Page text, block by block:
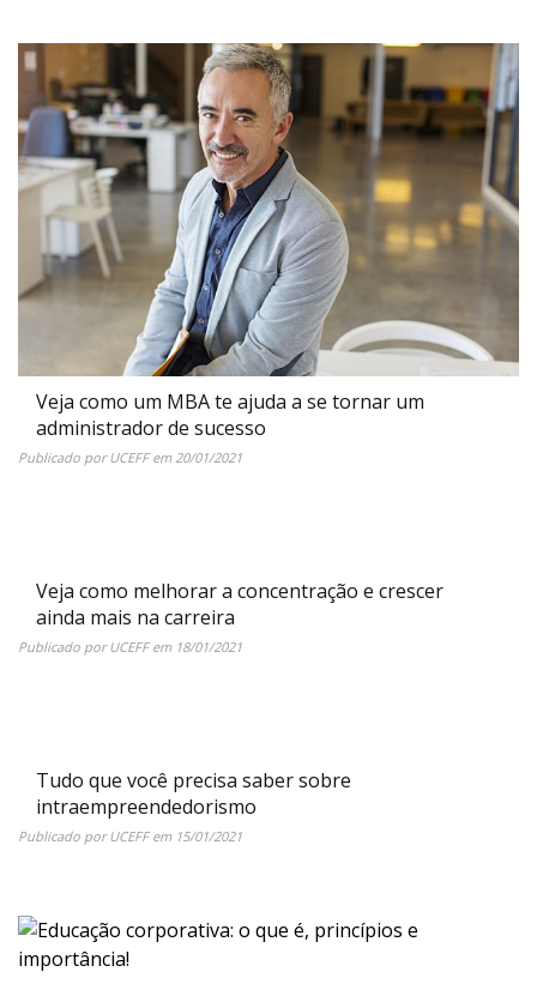
Veja como um MBA te ajuda a se tornar um
administrador de sucesso
Publicado porUCEFFem20/01/2021
Veja como melhorar a concentração e crescer
ainda mais na carreira
Publicado porUCEFFem 18/01/2021
Tudo que você precisa saber sobre
intraempreendedorismo
Publicado porUCEFFem 15/01/2021